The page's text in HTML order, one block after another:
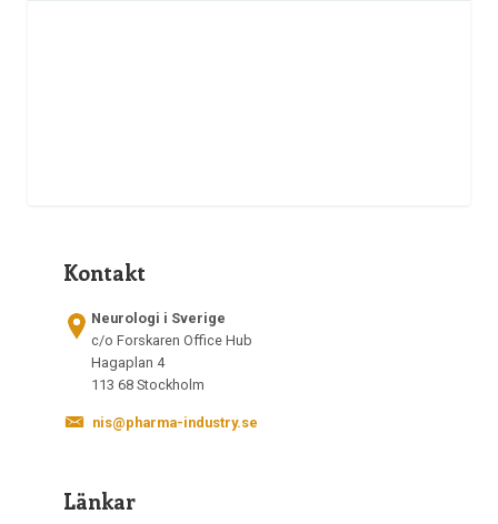
Kontakt
Neurologi i Sverige
c/o Forskaren Office Hub
Hagaplan 4
113 68 Stockholm
nis@pharma-industry.se
Länkar